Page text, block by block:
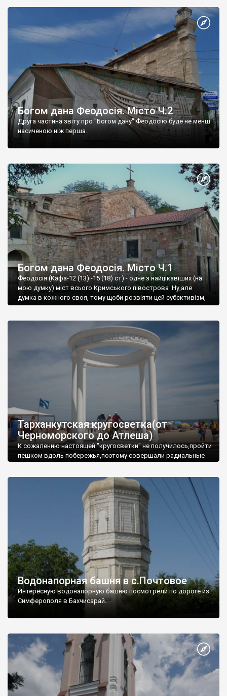
Богом дана Феодосія. Місто Ч.2
Друга частина звіту про "Богом дану" Феодосію буде не менш
насиченою ніж перша.
Богом дана Феодосія. Місто Ч.1
Феодосія (Кафа-12 (13) -15 (18) ст) - одне з найцікавіших (на
мою думку) міст всього Кримського півострова .Ну,але
думка в кожного своя, тому щоби розвіяти цей субєктивізм,
запрошую відвідати це
Тарханкутская кругосветка(от
Черноморского до Атлеша)
К сожалению настоящей "кругосветки" не получилось,пройти
пешком вдоль побережья,поэтому совершали радиальные
Водонапорная башня в с.Почтовое
Интересную водонапорную башню посмотрели по дороге из
Симферополя в Бахчисарай.